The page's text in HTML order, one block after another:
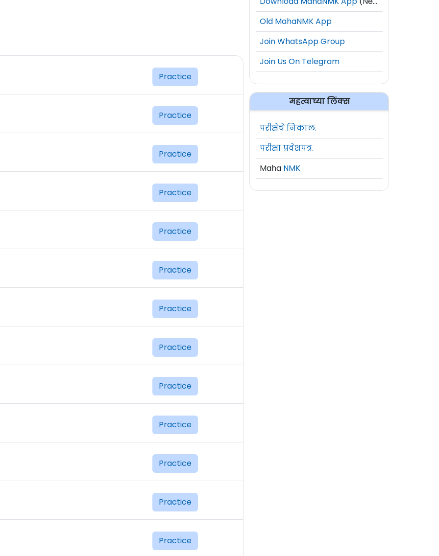
Practice
Practice
Practice
Practice
Practice
Practice
Practice
Practice
Practice
Practice
Practice
Practice
Practice
Old MahaNMK App
Join WhatsApp Group
Join Us On Telegram
महत्वाच्या लिंक्स
परीक्षेचे निकाल.
परीक्षा प्रवेशपत्र.
Maha NMK